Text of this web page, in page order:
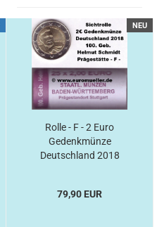
NEU
Rolle - F - 2 Euro
Gedenkmünze
Deutschland 2018
79,90 EUR